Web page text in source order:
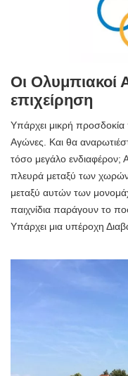
Οι Ολυμπιακοί
επιχείρηση
Υπάρχει μικρή
Αγώνες. Και θα
τόσο μεγάλο ενδιαφέρον;
πλευρά μεταξύ των
μεταξύ αυτών των
παιχνίδια παράγουν το
Υπάρχει μια υπέροχη